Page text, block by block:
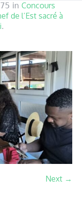
in Concours
de l’Est sacré à
.
Next →